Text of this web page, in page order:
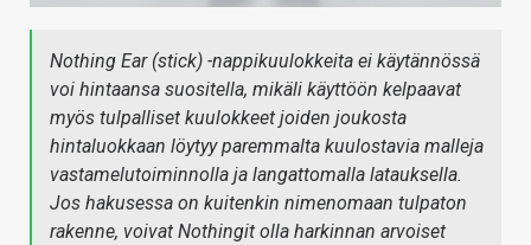
Nothing Ear (stick) -nappikuulokkeita ei käytännössä
voi hintaansa suositella, mikäli käyttöön kelpaavat
myös tulpalliset kuulokkeet joiden joukosta
hintaluokkaan löytyy paremmalta kuulostavia malleja
vastamelutoiminnolla ja langattomalla latauksella.
Jos hakusessa on kuitenkin nimenomaan tulpaton
rakenne, voivat Nothingit olla harkinnan arvoiset